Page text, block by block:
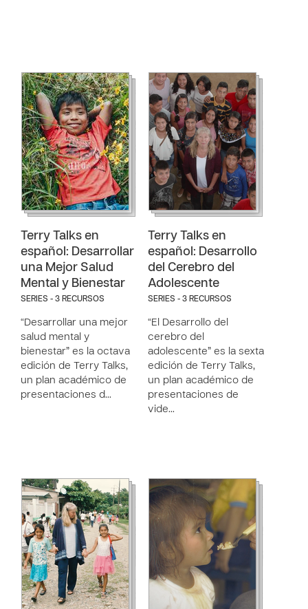
Terry Talks en
español: Desarrollar
una Mejor Salud
Mental y Bienestar
SERIES - 3 RECURSOS
“Desarrollar una mejor
salud mental y
bienestar” es la octava
edición de Terry Talks,
un plan académico de
presentaciones d…
Terry Talks en
español: Desarrollo
del Cerebro del
Adolescente
SERIES - 3 RECURSOS
“El Desarrollo del
cerebro del
adolescente” es la sexta
edición de Terry Talks,
un plan académico de
presentaciones de
vide…